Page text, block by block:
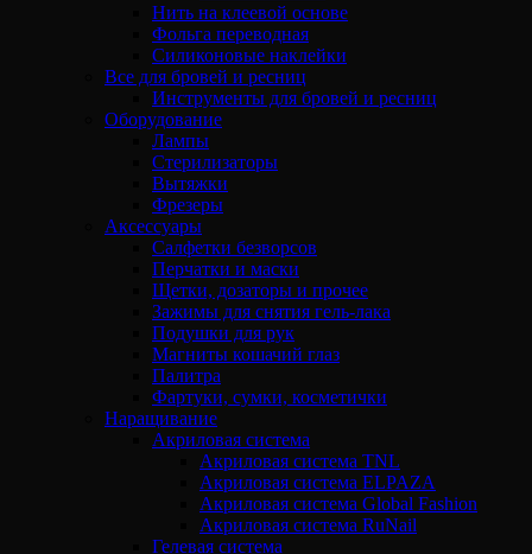
Нить на клеевой основе
Фольга переводная
Силиконовые наклейки
Все для бровей и ресниц
Инструменты для бровей и ресниц
Оборудование
Лампы
Стерилизаторы
Вытяжки
Фрезеры
Аксессуары
Салфетки безворсов
Перчатки и маски
Щетки, дозаторы и прочее
Зажимы для снятия гель-лака
Подушки для рук
Магниты кошачий глаз
Палитра
Фартуки, сумки, косметички
Наращивание
Акриловая система
Акриловая система TNL
Акриловая система ELPAZA
Акриловая система Global Fashion
Акриловая система RuNail
Гелевая система